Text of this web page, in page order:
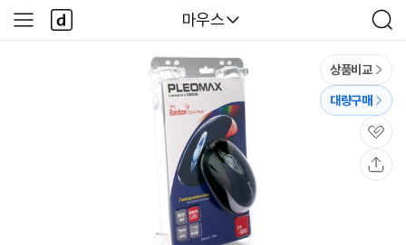
다나와
마우스
검
색
사
이
다
나
와
상품비교
대량구매
관
심